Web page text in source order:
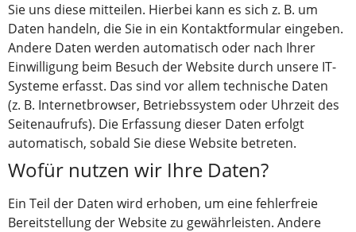
Sie uns diese mitteilen. Hierbei kann es sich z. B. um
Daten handeln, die Sie in ein Kontaktformular eingeben.
Andere Daten werden automatisch oder nach Ihrer
Einwilligung beim Besuch der Website durch unsere IT-
Systeme erfasst. Das sind vor allem technische Daten
(z. B. Internetbrowser, Betriebssystem oder Uhrzeit des
Seitenaufrufs). Die Erfassung dieser Daten erfolgt
automatisch, sobald Sie diese Website betreten.
Wofür nutzen wir Ihre Daten?
Ein Teil der Daten wird erhoben, um eine fehlerfreie
Bereitstellung der Website zu gewährleisten. Andere